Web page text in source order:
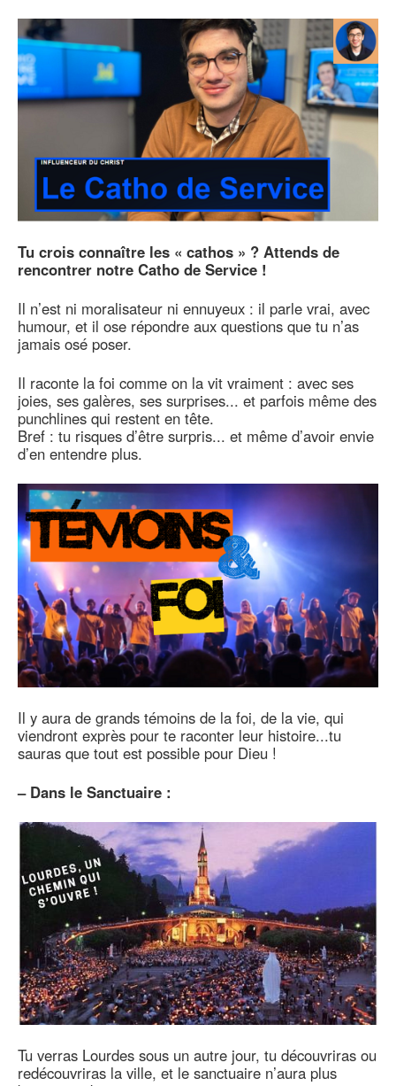
Tu crois connaître les « cathos » ? Attends de
rencontrer notre Catho de Service !
Il n’est ni moralisateur ni ennuyeux : il parle vrai, avec
humour, et il ose répondre aux questions que tu n’as
jamais osé poser.
Il raconte la foi comme on la vit vraiment : avec ses
joies, ses galères, ses surprises... et parfois même des
punchlines qui restent en tête.
Bref : tu risques d’être surpris... et même d’avoir envie
d’en entendre plus.
Il y aura de grands témoins de la foi, de la vie, qui
viendront exprès pour te raconter leur histoire...tu
sauras que tout est possible pour Dieu !
– Dans le Sanctuaire :
Tu verras Lourdes sous un autre jour, tu découvriras ou
redécouvriras la ville, et le sanctuaire n’aura plus